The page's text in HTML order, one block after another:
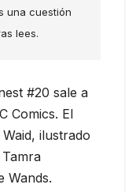
una cuestión
lees.
#20 sale a
Comics. El
ilustrado
Wands.